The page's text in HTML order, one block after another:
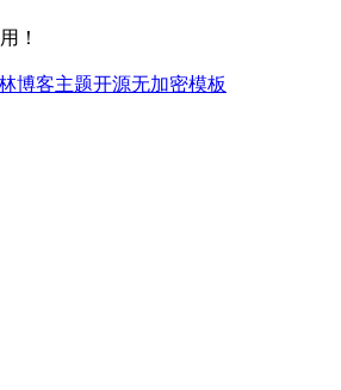
！
博客主题开源无加密模板